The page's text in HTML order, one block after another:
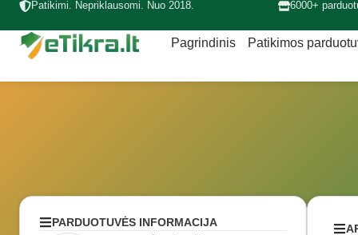
Patikimi. Nepriklausomi. Nuo 2018. 6000+
Pagrindinis Patikimos
PARDUOTUVĖS INFORMACIJA